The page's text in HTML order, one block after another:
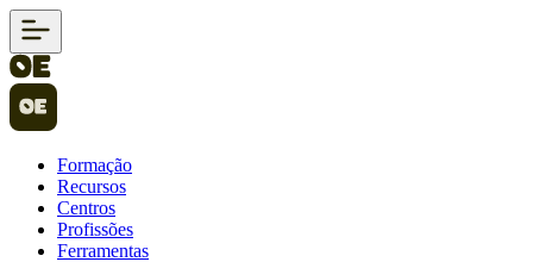
Formação
Recursos
Centros
Profissões
Ferramentas